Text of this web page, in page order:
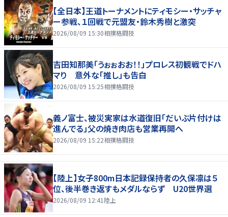
【全日本】王道トーナメントにティモシー・サッチャ
ー参戦、１回戦で元盟友・鈴木秀樹と激突
2026/08/09 15:30相撲格闘技
吉田知那美「うぉぉおお！！」プロレス初観戦でドハ
マり 意外な「推し」も告白
2026/08/09 15:25相撲格闘技
義ノ富士、被災実家は水道復旧「だいぶ片付けは
進んでる」父の焼き肉店も営業再開へ
2026/08/09 15:22相撲格闘技
【陸上】女子800m日本記録保持者の久保凛は５
位、後半巻き返すもメダルならず U20世界選
2026/08/09 12:41 陸上